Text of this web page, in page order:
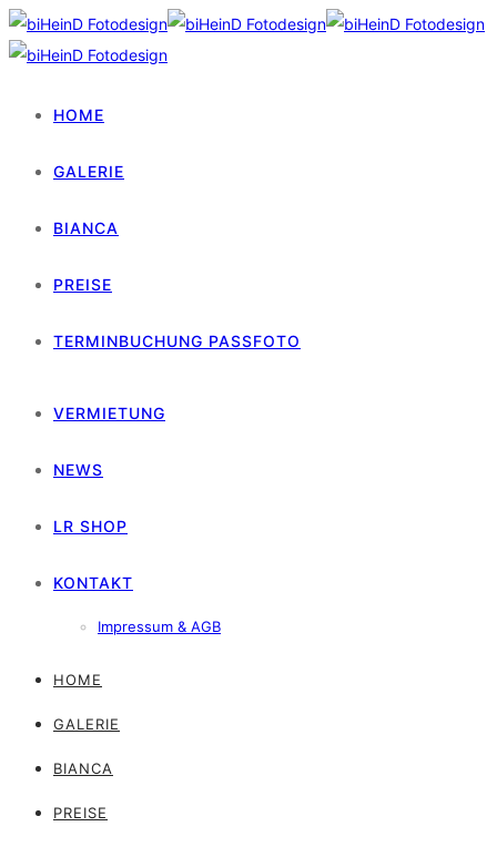
HOME
GALERIE
BIANCA
PREISE
TERMINBUCHUNG PASSFOTO
VERMIETUNG
NEWS
LR SHOP
KONTAKT
Impressum & AGB
HOME
GALERIE
BIANCA
PREISE